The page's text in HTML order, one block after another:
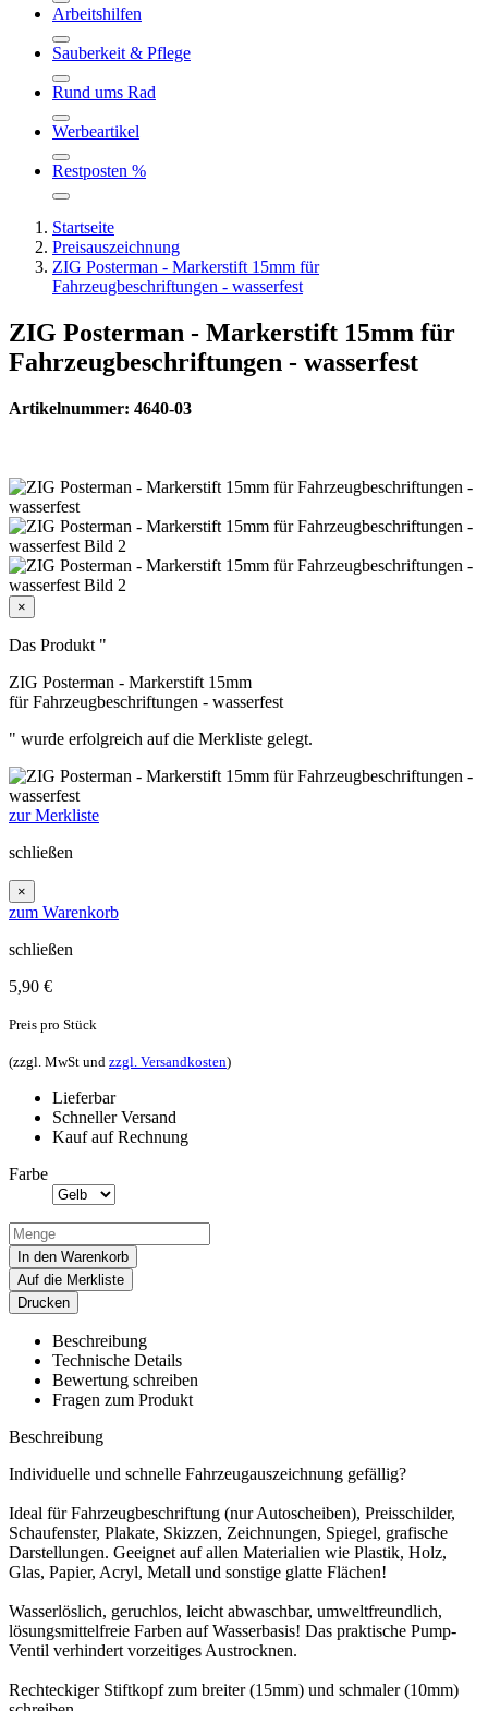
Arbeitshilfen
Sauberkeit & Pflege
Rund ums Rad
Werbeartikel
Restposten %
Startseite
Preisauszeichnung
ZIG Posterman - Markerstift 15mm für
Fahrzeugbeschriftungen - wasserfest
ZIG Posterman - Markerstift 15mm für
Fahrzeugbeschriftungen - wasserfest
Artikelnummer: 4640-03
×
Das Produkt "
ZIG Posterman - Markerstift 15mm
für Fahrzeugbeschriftungen - wasserfest
" wurde erfolgreich auf die Merkliste gelegt.
zur Merkliste
schließen
×
zum Warenkorb
schließen
5,90 €
Preis pro Stück
(zzgl. MwSt und zzgl. Versandkosten)
Lieferbar
Schneller Versand
Kauf auf Rechnung
Farbe
In den Warenkorb
Auf die Merkliste
Drucken
Beschreibung
Technische Details
Bewertung schreiben
Fragen zum Produkt
Beschreibung
Individuelle und schnelle Fahrzeugauszeichnung gefällig?
Ideal für Fahrzeugbeschriftung (nur Autoscheiben), Preisschilder,
Schaufenster, Plakate, Skizzen, Zeichnungen, Spiegel, grafische
Darstellungen. Geeignet auf allen Materialien wie Plastik, Holz,
Glas, Papier, Acryl, Metall und sonstige glatte Flächen!
Wasserlöslich, geruchlos, leicht abwaschbar, umweltfreundlich,
lösungsmittelfreie Farben auf Wasserbasis! Das praktische Pump-
Ventil verhindert vorzeitiges Austrocknen.
Rechteckiger Stiftkopf zum breiter (15mm) und schmaler (10mm)